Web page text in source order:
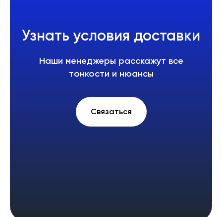
Узнать условия доставки
Наши менеджеры расскажут все
тонкости и нюансы
Связаться